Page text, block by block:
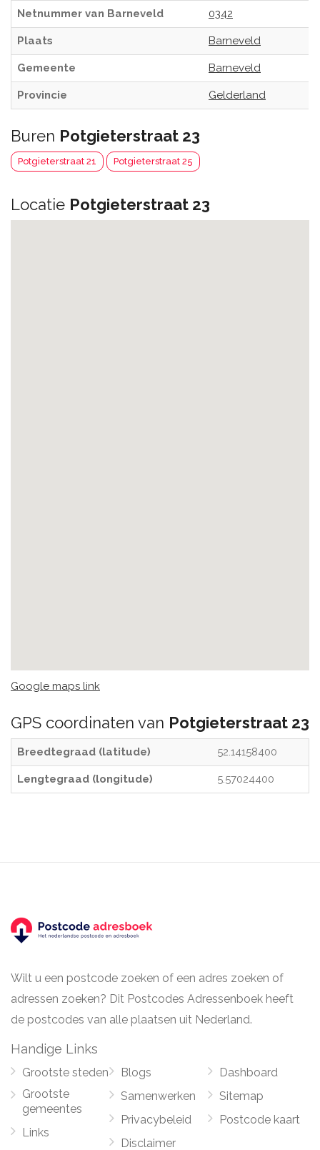
Netnummer van Barneveld 0342
Plaats Barneveld
Gemeente Barneveld
Provincie Gelderland
Buren Potgieterstraat 23
Potgieterstraat 21 Potgieterstraat 25
Locatie Potgieterstraat 23
Google maps link
GPS coordinaten van Potgieterstraat 23
Breedtegraad (latitude) 52.14158400
Lengtegraad (longitude) 5.57024400
Wilt u een postcode zoeken of een adres zoeken of
adressen zoeken? Dit Postcodes Adressenboek heeft
de postcodes van alle plaatsen uit Nederland.
Handige Links
Grootste steden
Grootste
gemeentes
Links
Blogs
Samenwerken
Privacybeleid
Disclaimer
Dashboard
Sitemap
Postcode kaart